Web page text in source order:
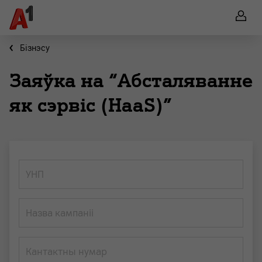
Бiзнэсу
Заяўка на “Абсталяванне
як сэрвіс (HaaS)”
УНП
Назва кампаніі
Кантактны нумар